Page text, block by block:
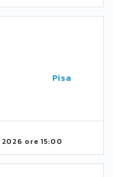
Pisa
2026 ore 15:00